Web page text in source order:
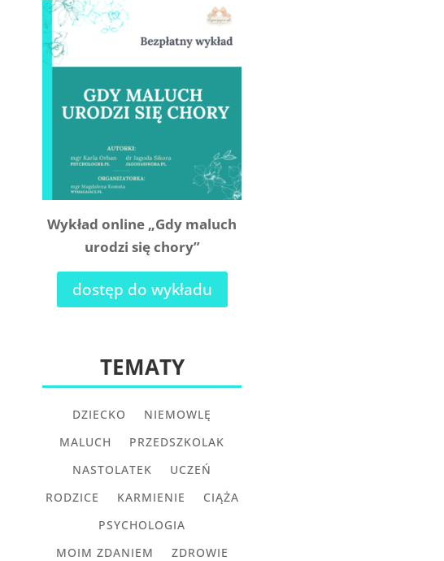
Wykład online „Gdy maluch
urodzi się chory”
dostęp do wykładu
TEMATY
DZIECKO
NIEMOWLĘ
MALUCH
PRZEDSZKOLAK
NASTOLATEK
UCZEŃ
RODZICE
KARMIENIE
CIĄŻA
PSYCHOLOGIA
MOIM ZDANIEM
ZDROWIE